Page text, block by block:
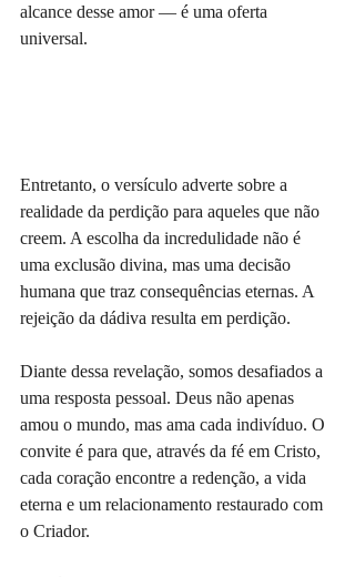
alcance desse amor — é uma oferta
universal.
Entretanto, o versículo adverte sobre a
realidade da perdição para aqueles que não
creem. A escolha da incredulidade não é
uma exclusão divina, mas uma decisão
humana que traz consequências eternas. A
rejeição da dádiva resulta em perdição.
Diante dessa revelação, somos desafiados a
uma resposta pessoal. Deus não apenas
amou o mundo, mas ama cada indivíduo. O
convite é para que, através da fé em Cristo,
cada coração encontre a redenção, a vida
eterna e um relacionamento restaurado com
o Criador.